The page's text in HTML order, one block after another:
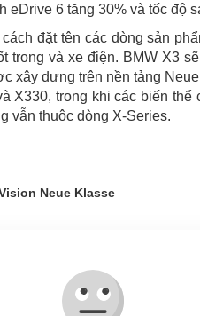
eDrive 6 tăng 30% và tốc độ
đặt tên các dòng sản
trong và xe điện. BMW X3
xây dựng trên nền tảng
X330, trong khi các biến
vẫn thuộc dòng X-Series.
Neue Klasse